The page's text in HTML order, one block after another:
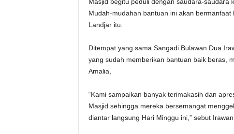
Mudah-mudahan bantuan ini akan
Landjar itu.
Ditempat yang sama Sangadi Bulawan Dua
yang sudah memberikan bantuan baik beras,
Amalia,
“Kami sampaikan banyak terimakasih dan
Masjid sehingga mereka bersemangat
diantar langsung Hari Minggu ini,” sebut Irawan.